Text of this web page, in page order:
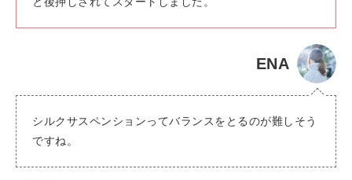
ENA
シルクサスペンションってバランスをとるのが難しそう
ですね。